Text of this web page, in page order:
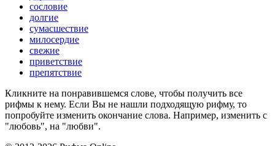
сословие
долгие
сумасшествие
милосердие
свежие
приветствие
препятствие
Кликните на понравившемся слове, чтобы получить все
рифмы к нему. Если Вы не нашли подходящую рифму, то
попробуйте изменить окончание слова. Например, изменить с
"любовь", на "любви".